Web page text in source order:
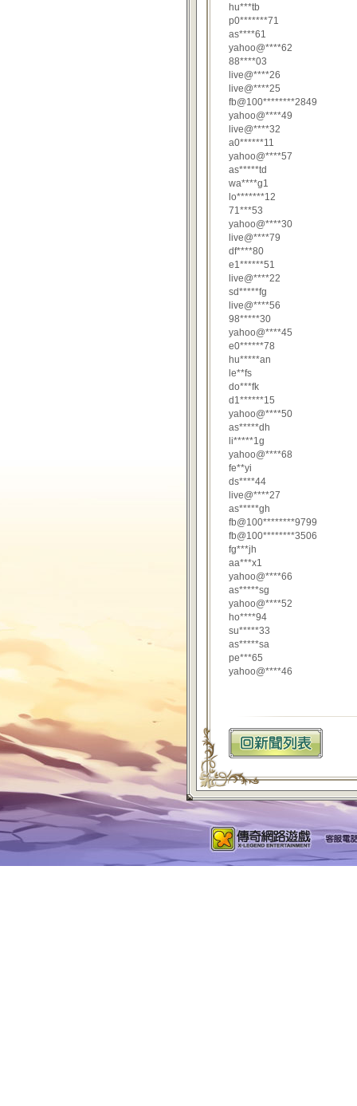
hu***tb
p0*******71
as****61
yahoo@****62
88****03
live@****26
live@****25
fb@100********2849
yahoo@****49
live@****32
a0******11
yahoo@****57
as*****td
wa****g1
lo*******12
71***53
yahoo@****30
live@****79
df****80
e1******51
live@****22
sd*****fg
live@****56
98*****30
yahoo@****45
e0******78
hu*****an
le**fs
do***fk
d1******15
yahoo@****50
as*****dh
li*****1g
yahoo@****68
fe**yi
ds****44
live@****27
as*****gh
fb@100********9799
fb@100********3506
fg***jh
aa***x1
yahoo@****66
as*****sg
yahoo@****52
ho****94
su*****33
as*****sa
pe***65
yahoo@****46